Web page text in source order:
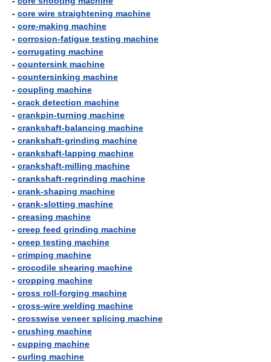
- core wire straightening machine
- core-making machine
- corrosion-fatigue testing machine
- corrugating machine
- countersink machine
- countersinking machine
- coupling machine
- crack detection machine
- crankpin-turning machine
- crankshaft-balancing machine
- crankshaft-grinding machine
- crankshaft-lapping machine
- crankshaft-milling machine
- crankshaft-regrinding machine
- crank-shaping machine
- crank-slotting machine
- creasing machine
- creep feed grinding machine
- creep testing machine
- crimping machine
- crocodile shearing machine
- cropping machine
- cross roll-forging machine
- cross-wire welding machine
- crosswise veneer splicing machine
- crushing machine
- cupping machine
- curling machine